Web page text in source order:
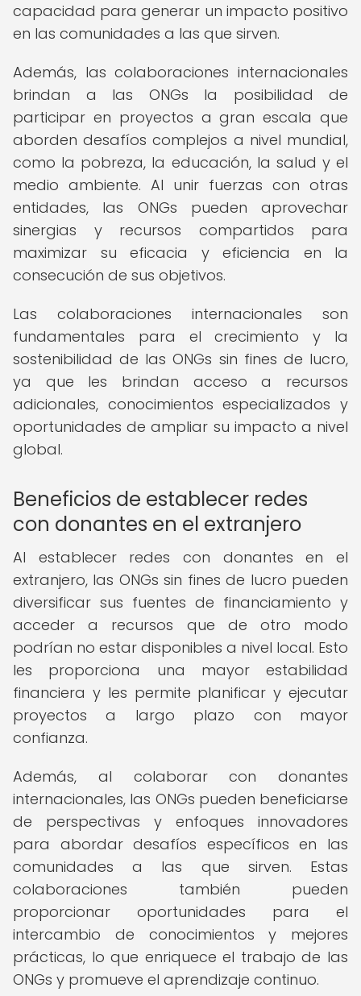
capacidad para generar un impacto positivo
en las comunidades a las que sirven.
Además, las colaboraciones internacionales
brindan a las ONGs la posibilidad de
participar en proyectos a gran escala que
aborden desafíos complejos a nivel mundial,
como la pobreza, la educación, la salud y el
medio ambiente. Al unir fuerzas con otras
entidades, las ONGs pueden aprovechar
sinergias y recursos compartidos para
maximizar su eficacia y eficiencia en la
consecución de sus objetivos.
Las colaboraciones internacionales son
fundamentales para el crecimiento y la
sostenibilidad de las ONGs sin fines de lucro,
ya que les brindan acceso a recursos
adicionales, conocimientos especializados y
oportunidades de ampliar su impacto a nivel
global.
Beneficios de establecer redes
con donantes en el extranjero
Al establecer redes con donantes en el
extranjero, las ONGs sin fines de lucro pueden
diversificar sus fuentes de financiamiento y
acceder a recursos que de otro modo
podrían no estar disponibles a nivel local. Esto
les proporciona una mayor estabilidad
financiera y les permite planificar y ejecutar
proyectos a largo plazo con mayor
confianza.
Además, al colaborar con donantes
internacionales, las ONGs pueden beneficiarse
de perspectivas y enfoques innovadores
para abordar desafíos específicos en las
comunidades a las que sirven. Estas
colaboraciones también pueden
proporcionar oportunidades para el
intercambio de conocimientos y mejores
prácticas, lo que enriquece el trabajo de las
ONGs y promueve el aprendizaje continuo.